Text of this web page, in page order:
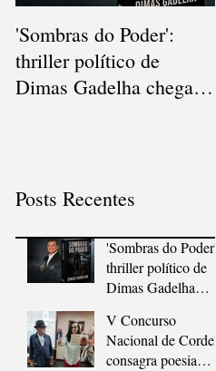
'Sombras do Poder':
thriller político de
Dimas Gadelha chega
Posts Recentes
'Sombras do Poder':
thriller político de
Dimas Gadelha
V Concurso
Nacional de Cordel
consagra poesia